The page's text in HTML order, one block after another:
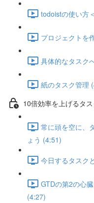
todoistの使い方
プロジェクトを
具体的なタスク
紙のタスク管理
10倍効率を上げるタス
常に頭を空に、
ょう (4:51)
今日するタスク
GTDの第2の心
(4:27)